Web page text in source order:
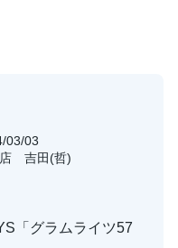
03/03
店 吉田(哲)
「グラムライツ57